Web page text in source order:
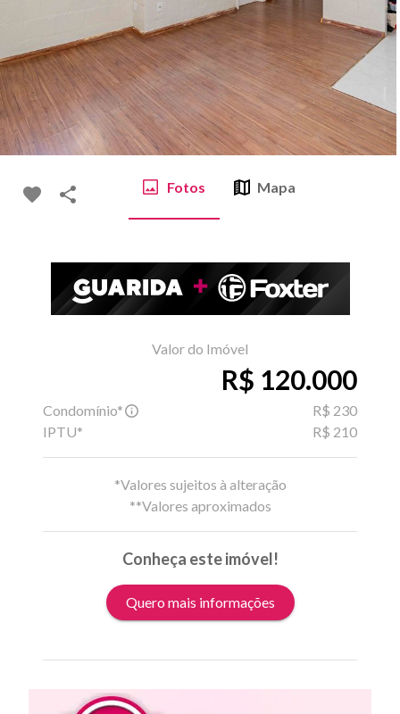
Fotos Mapa
Valor do Imóvel
R$ 120.000
Condomínio*
R$ 230
IPTU*
R$ 210
*Valores sujeitos à alteração
**Valores aproximados
Conheça este imóvel!
Quero mais informações